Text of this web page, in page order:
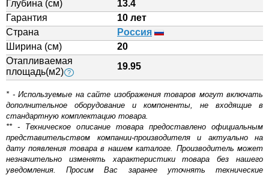
Глубина (см)
13.4
Гарантия
10 лет
Страна
Россия
Ширина (см)
20
Отапливаемая
площадь(м2) ?
19.95
* - Используемые на сайте изображения товаров могут включать
дополнительное оборудование и компоненты, не входящие в
стандартную комплектацию товара.
** - Техническое описание товара предоставлено официальным
представительством компании-производителя и актуально на
дату появления товара в нашем каталоге. Производитель может
незначительно изменять характеристики товара без нашего
уведомления. Просим Вас заранее уточнять технические